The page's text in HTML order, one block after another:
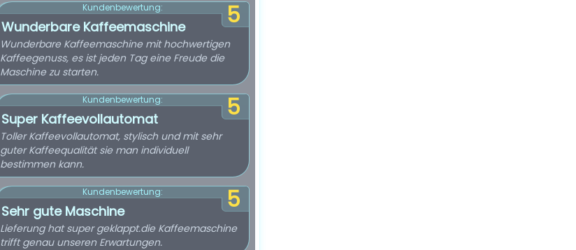
5
Kundenbewertung:
Wunderbare Kaffeemaschine
Wunderbare Kaffeemaschine mit hochwertigen
Kaffeegenuss, es ist jeden Tag eine Freude die
Maschine zu starten.
5
Kundenbewertung:
Super Kaffeevollautomat
Toller Kaffeevollautomat, stylisch und mit sehr
guter Kaffeequalität sie man individuell
bestimmen kann.
5
Kundenbewertung:
Sehr gute Maschine
Lieferung hat super geklappt.die Kaffeemaschine
trifft genau unseren Erwartungen.